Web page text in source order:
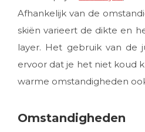
Afhankelijk van de
skiën varieert de dikte en
layer. Het gebruik van de
ervoor dat je het niet koud
warme omstandigheden
Omstandigheden